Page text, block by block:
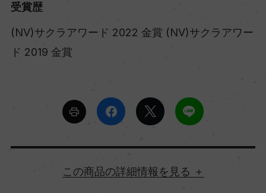
受賞歴
(NV)サクラアワード 2022 金賞 (NV)サクラアワー
ド 2019 金賞
詳細情報